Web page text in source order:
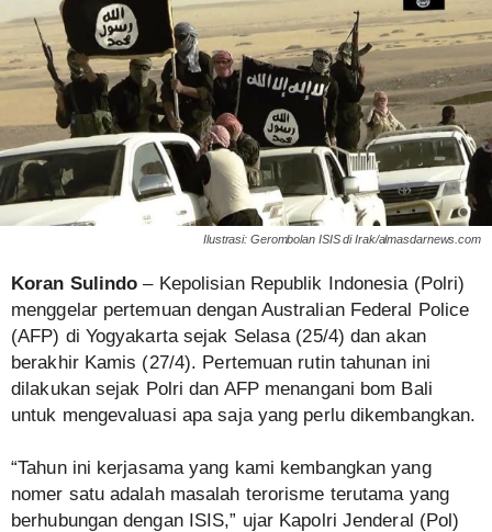
Ilustrasi: Gerombolan ISIS di Irak/almasdarnews.com
Koran Sulindo – Kepolisian Republik Indonesia (Polri)
menggelar pertemuan dengan Australian Federal Police
(AFP) di Yogyakarta sejak Selasa (25/4) dan akan
berakhir Kamis (27/4). Pertemuan rutin tahunan ini
dilakukan sejak Polri dan AFP menangani bom Bali
untuk mengevaluasi apa saja yang perlu dikembangkan.
“Tahun ini kerjasama yang kami kembangkan yang
nomer satu adalah masalah terorisme terutama yang
berhubungan dengan ISIS,” ujar Kapolri Jenderal (Pol)